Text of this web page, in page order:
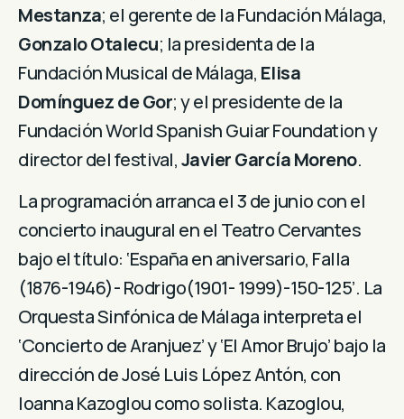
Mestanza; el gerente de la Fundación Málaga,
Gonzalo Otalecu; la presidenta de la
Fundación Musical de Málaga, Elisa
Domínguez de Gor; y el presidente de la
Fundación World Spanish Guiar Foundation y
director del festival,Javier García Moreno.
La programación arranca el 3 de junio con el
concierto inaugural en el Teatro Cervantes
bajo el título: ‘España en aniversario, Falla
(1876-1946)- Rodrigo(1901- 1999)-150-125’. La
Orquesta Sinfónica de Málaga interpreta el
‘Concierto de Aranjuez’ y ‘El Amor Brujo’ bajo la
dirección de José Luis López Antón, con
Ioanna Kazoglou como solista. Kazoglou,